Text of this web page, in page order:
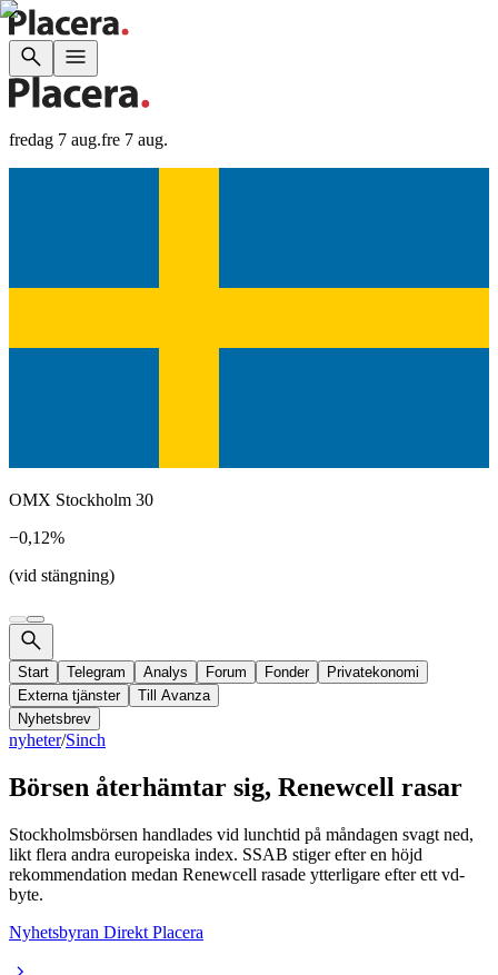
fredag 7 aug.fre 7 aug.
OMX Stockholm 30
−0,12%
(vid stängning)
Start Telegram Analys Forum Fonder
Privatekonomi
Externa tjänster
Till Avanza
Nyhetsbrev
nyheter/Sinch
Börsen återhämtar sig, Renewcell rasar
Stockholmsbörsen handlades vid lunchtid på måndagen svagt ned,
likt flera andra europeiska index. SSAB stiger efter en höjd
rekommendation medan Renewcell rasade ytterligare efter ett vd-
byte.
Nyhetsbyran Direkt Placera